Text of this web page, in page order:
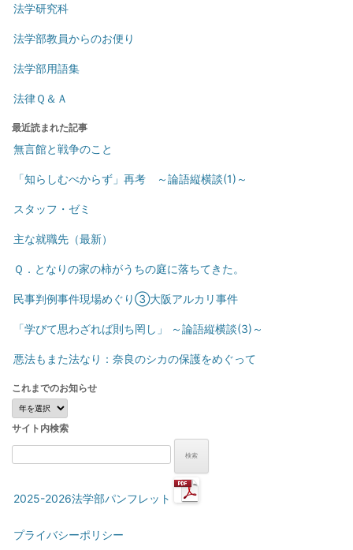
法学研究科
法学部教員からのお便り
法学部用語集
法律Ｑ＆Ａ
最近読まれた記事
無言館と戦争のこと
「知らしむべからず」再考 ～論語縦横談(1)～
スタッフ・ゼミ
主な就職先（最新）
Ｑ．となりの家の柿がうちの庭に落ちてきた。
民事判例事件現場めぐり③大阪アルカリ事件
「学びて思わざれば則ち罔し」 ～論語縦横談(3)～
悪法もまた法なり：奈良のシカの保護をめぐって
これまでのお知らせ
こ
れ
ま
で
の
ら
サイト内検索
検
索:
2025-2026法学部パンフレット
プライバシーポリシー